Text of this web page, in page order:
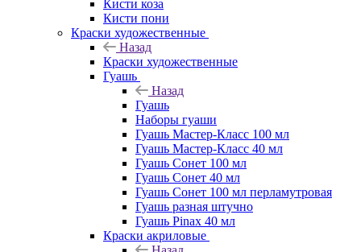
Кисти коза
Кисти пони
Краски художественные
Назад
Краски художественные
Гуашь
Назад
Гуашь
Наборы гуаши
Гуашь Мастер-Класс 100 мл
Гуашь Мастер-Класс 40 мл
Гуашь Сонет 100 мл
Гуашь Сонет 40 мл
Гуашь Сонет 100 мл перламутровая
Гуашь разная штучно
Гуашь Pinax 40 мл
Краски акриловые